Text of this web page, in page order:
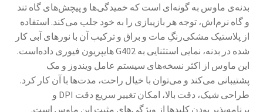
بدنه‌ی ماوس به گونه‌ای است که خمیدگی‌ها و پیچش‌های گاه تند
و گاه نرم‌اش، توجه هر بازیبازی را به خود جلب می‌کند. استفاده
از پلاستیک مشکی‌رنگِ مات و براق و ترکیب آن با نورهای آبی کار
شده در بدنه، نمایی استثنایی به G402هایپریون فیوری داده‌است.
این ماوس از اکثر نسخه‌های سیستم عامل‌ ویندوز و مک
پشتیبانی می‌کند و می‌توان با خیال راحت، مدت‌ها با آن کار کرد.
طراحی شیک، دقت بالا، امکان تغییر سریع دقت DPI و
برنامه‌پذیر بودن کلیدها از ویژگی‌های مثبت این ماوس است.